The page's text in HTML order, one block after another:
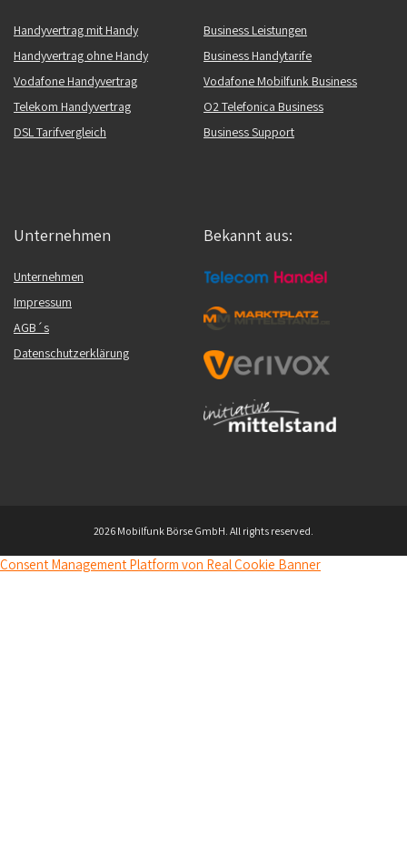
Handyvertrag mit Handy
Handyvertrag ohne Handy
Vodafone Handyvertrag
Telekom Handyvertrag
DSL Tarifvergleich
Business Leistungen
Business Handytarife
Vodafone Mobilfunk Business
O2 Telefonica Business
Business Support
Unternehmen
Unternehmen
Impressum
AGB´s
Datenschutzerklärung
Bekannt aus:
2026 Mobilfunk Börse GmbH. All rights reserved.
Consent Management Platform von Real Cookie Banner